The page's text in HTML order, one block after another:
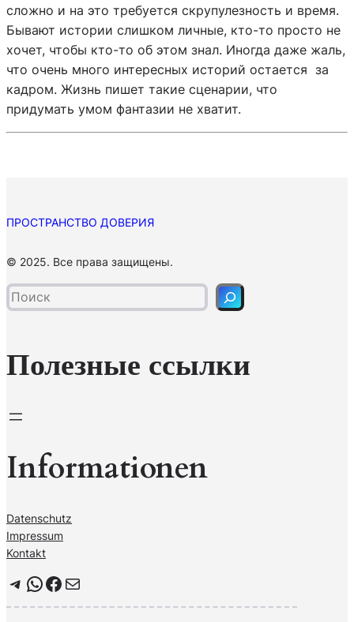
сложно и на это требуется скрупулезность и время.
Бывают истории слишком личные, кто-то просто не
хочет, чтобы кто-то об этом знал. Иногда даже жаль,
что очень много интересных историй остается за
кадром. Жизнь пишет такие сценарии, что
придумать умом фантазии не хватит.
ПРОСТРАНСТВО ДОВЕРИЯ
© 2025. Все права защищены.
о
и
Полезные ссылки
Informationen
Datenschutz
Impressum
Kontakt
Telegram WhatsApp Facebook Почта